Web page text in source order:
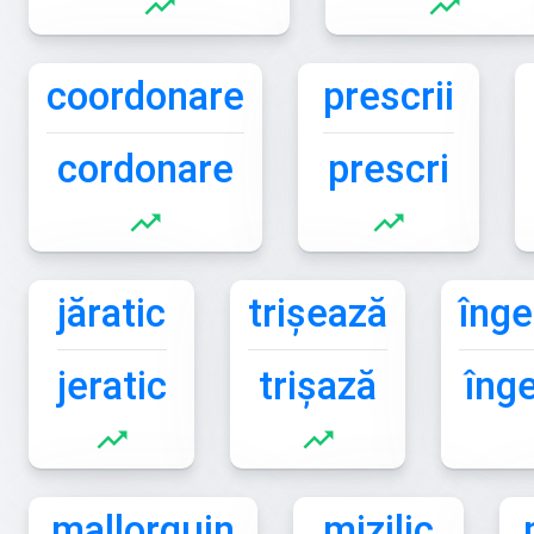
coordonare
cordonare
trending_up
prescrii
prescri
trending_up
jăratic
jeratic
trending_up
trișează
trișază
trending_up